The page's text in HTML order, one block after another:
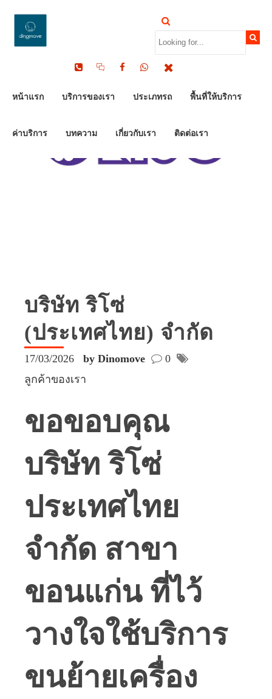
หน้าแรก บริการของเรา ประเภทรถ พื้นที่ให้บริการ
ค่าบริการ บทความ เกี่ยวกับเรา ติดต่อเรา
บริษัท ริโซ่
(ประเทศไทย) จำกัด
17/03/2026 by Dinomove
0
ลูกค้าของเรา
ขอขอบคุณ
บริษัท ริโซ่
ประเทศไทย
จำกัด สาขา
ขอนแก่น ที่ไว้
วางใจใช้บริการ
ขนย้ายเครื่อง